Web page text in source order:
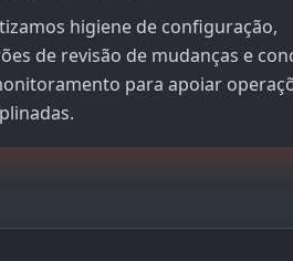
higiene de configuração,
de revisão de mudanças e
para apoiar